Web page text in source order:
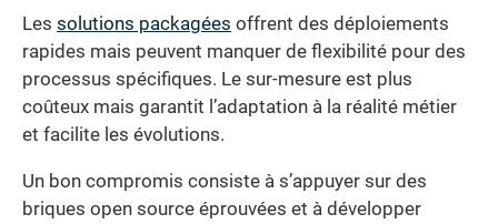
Les solutions packagées offrent des déploiements
rapides mais peuvent manquer de flexibilité pour des
processus spécifiques. Le sur-mesure est plus
coûteux mais garantit l’adaptation à la réalité métier
et facilite les évolutions.
Un bon compromis consiste à s’appuyer sur des
briques open source éprouvées et à développer